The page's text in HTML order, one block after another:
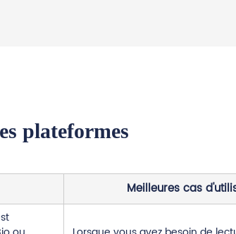
plateformes
Meilleures cas